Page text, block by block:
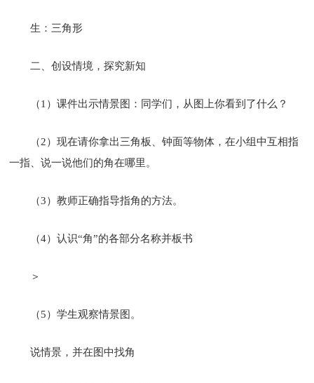
生：三角形
二、创设情境，探究新知
（1）课件出示情景图：同学们，从图上你看到了什么？
（2）现在请你拿出三角板、钟面等物体，在小组中互相指
一指、说一说他们的角在哪里。
（3）教师正确指导指角的方法。
（4）认识“角”的各部分名称并板书
＞
（5）学生观察情景图。
说情景，并在图中找角